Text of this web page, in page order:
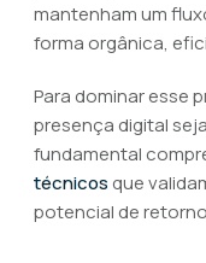
mantenham um
forma orgânica,
Para dominar esse
presença digital
fundamental
técnicos que
potencial de